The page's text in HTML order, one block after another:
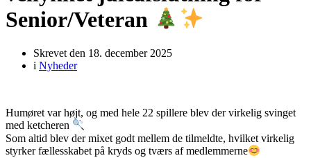
Senior/Veteran
Skrevet den 18. december 2025
i Nyheder
Humøret var højt, og med hele 22 spillere blev der virkelig svinget
med ketcheren
Som altid blev der mixet godt mellem de tilmeldte, hvilket virkelig
styrker fællesskabet på kryds og tværs af medlemmerne